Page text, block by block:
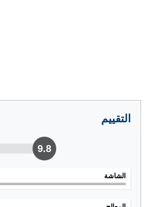
التقييم
9.8
الشاشة